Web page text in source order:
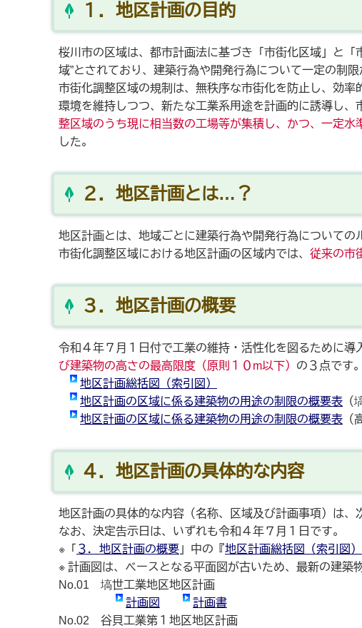
１．地区計画の目的
桜川市の区域は、都市計画法に基づき「市街化区域」と
域”とされており、建築行為や開発行為について一定の制限
市街化調整区域の規制は、無秩序な市街化を防止し、効
環境を維持しつつ、新たな工業系用途を計画的に誘導し、
整区域のうち現に相当数の工場等が集積し、かつ、一定
した。
２．地区計画とは…？
地区計画とは、地域ごとに建築行為や開発行為についての
市街化調整区域における地区計画の区域内では、 従来の市
３．地区計画の概要
令和４年７月１日付で工業の維持・活性化を図るために導
び建築物の高さの最高限度（原則１０m以下） の３点です。
地区計画総括図（索引図）
地区計画の区域に係る建築物の用途の制限の概要表 （
地区計画の区域に係る建築物の用途の制限の概要表 （
４．地区計画の具体的な内容
地区計画の具体的な内容（名称、区域及び計画事項）は、
なお、決定告示日は、いずれも令和４年７月１日です。
※「 ３．地区計画の概要 」中の『地区計画総括図（索引図）
※ 計画図は、ベースとなる平面図が古いため、最新の建築
No.01 塙世工業地区地区計画
計画図
計画書
No.02 谷貝工業第１地区地区計画